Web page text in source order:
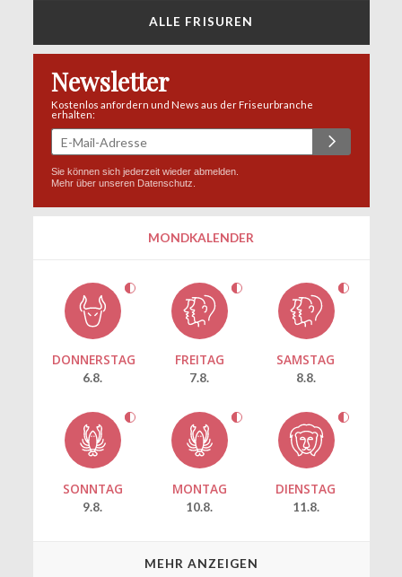
ALLE FRISUREN
Newsletter
Kostenlos anfordern und News aus der Friseurbranche
erhalten:
Sie können sich jederzeit wieder abmelden.
Mehr über unseren Datenschutz
MONDKALENDER
DONNERSTAG
6.8.
FREITAG
7.8.
SAMSTAG
8.8.
SONNTAG
9.8.
MONTAG
10.8.
DIENSTAG
11.8.
MEHR ANZEIGEN